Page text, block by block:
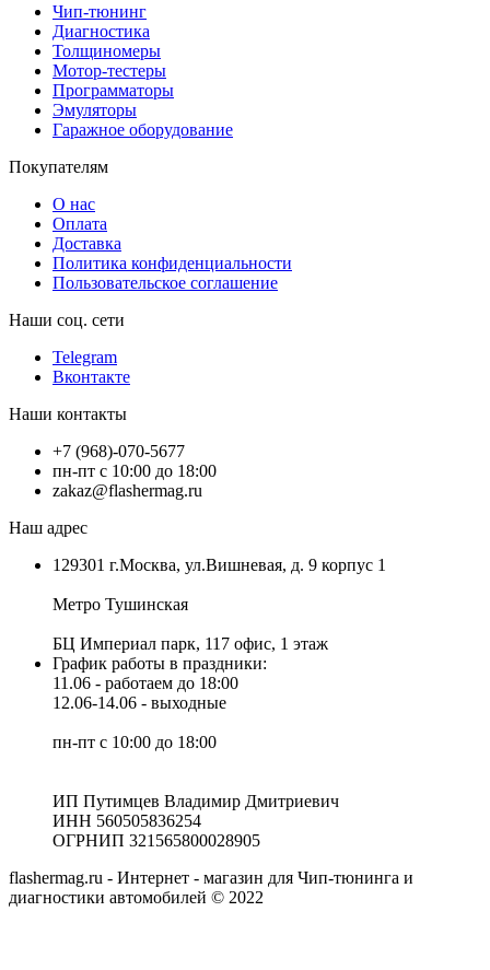
Чип-тюнинг
Диагностика
Толщиномеры
Мотор-тестеры
Программаторы
Эмуляторы
Гаражное оборудование
Покупателям
О нас
Оплата
Доставка
Политика конфиденциальности
Пользовательское соглашение
Наши соц. сети
Telegram
Вконтакте
Наши контакты
+7 (968)-070-5677
пн-пт с 10:00 до 18:00
zakaz@flashermag.ru
Наш адрес
129301 г.Москва, ул.Вишневая, д. 9 корпус 1
Метро Тушинская
БЦ Империал парк, 117 офис, 1 этаж
График работы в праздники:
11.06 - работаем до 18:00
12.06-14.06 - выходные
пн-пт с 10:00 до 18:00
ИП Путимцев Владимир Дмитриевич
ИНН 560505836254
ОГРНИП 321565800028905
flashermag.ru - Интернет - магазин для Чип-тюнинга и
диагностики автомобилей © 2022